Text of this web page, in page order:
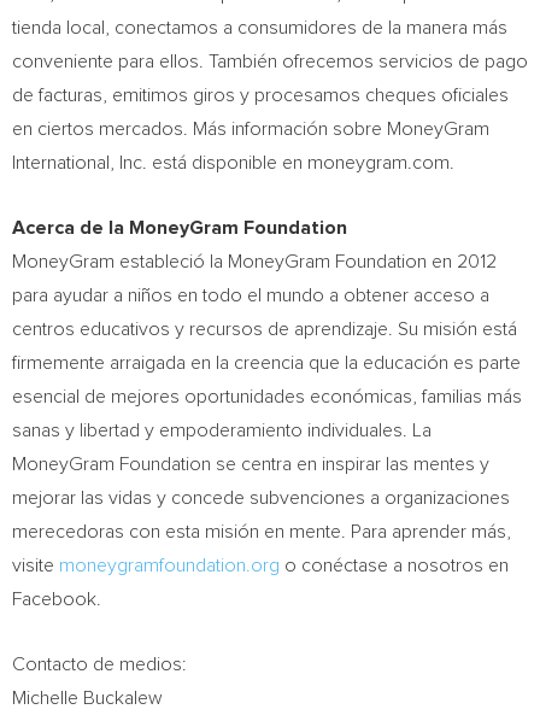
tienda local, conectamos a consumidores de la manera más
conveniente para ellos. También ofrecemos servicios de pago
de facturas, emitimos giros y procesamos cheques oficiales
en ciertos mercados. Más información sobre MoneyGram
International, Inc. está disponible en moneygram.com.
Acerca de la MoneyGram Foundation
MoneyGram estableció la MoneyGram Foundation en 2012
para ayudar a niños en todo el mundo a obtener acceso a
centros educativos y recursos de aprendizaje. Su misión está
firmemente arraigada en la creencia que la educación es parte
esencial de mejores oportunidades económicas, familias más
sanas y libertad y empoderamiento individuales. La
MoneyGram Foundation se centra en inspirar las mentes y
mejorar las vidas y concede subvenciones a organizaciones
merecedoras con esta misión en mente. Para aprender más,
visite moneygramfoundation.org o conéctase a nosotros en
Facebook.
Contacto de medios:
Michelle Buckalew